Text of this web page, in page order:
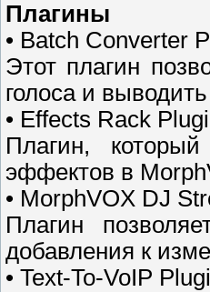
Плагины
• Batch Converter
Этот плагин
голоса и
• Effects Rack
Плагин,
эффектов в
• MorphVOX DJ
Плагин
добавления к
• Text-To-VoIP